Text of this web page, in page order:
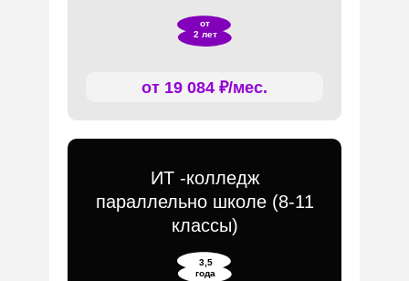
от
2 лет
ИТ -колледж
параллельно школе (8-11
классы)
3,5
года
от 19 084 ₽/мес.